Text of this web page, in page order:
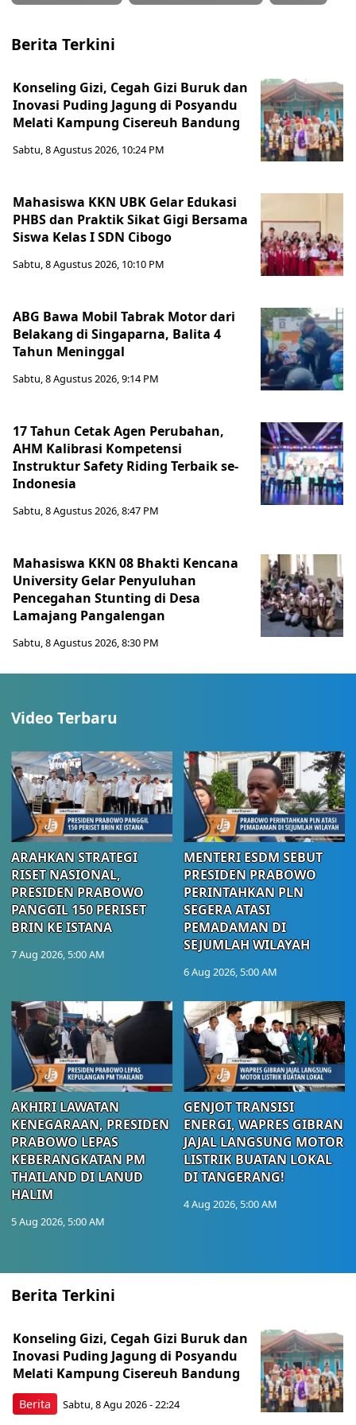
Berita Terkini
Konseling Gizi, Cegah Gizi Buruk dan
Inovasi Puding Jagung di Posyandu
Melati Kampung Cisereuh Bandung
Sabtu, 8 Agustus 2026, 10:24 PM
Mahasiswa KKN UBK Gelar Edukasi
PHBS dan Praktik Sikat Gigi Bersama
Siswa Kelas I SDN Cibogo
Sabtu, 8 Agustus 2026, 10:10 PM
ABG Bawa Mobil Tabrak Motor dari
Belakang di Singaparna, Balita 4
Tahun Meninggal
Sabtu, 8 Agustus 2026, 9:14 PM
17 Tahun Cetak Agen Perubahan,
AHM Kalibrasi Kompetensi
Instruktur Safety Riding Terbaik se-
Indonesia
Sabtu, 8 Agustus 2026, 8:47 PM
Mahasiswa KKN 08 Bhakti Kencana
University Gelar Penyuluhan
Pencegahan Stunting di Desa
Lamajang Pangalengan
Sabtu, 8 Agustus 2026, 8:30 PM
Video Terbaru
ARAHKAN STRATEGI
RISET NASIONAL,
PRESIDEN PRABOWO
PANGGIL 150 PERISET
BRIN KE ISTANA
7 Aug 2026, 5:00 AM
MENTERI ESDM SEBUT
PRESIDEN PRABOWO
PERINTAHKAN PLN
SEGERA ATASI
PEMADAMAN DI
SEJUMLAH WILAYAH
6 Aug 2026, 5:00 AM
AKHIRI LAWATAN
KENEGARAAN, PRESIDEN
PRABOWO LEPAS
KEBERANGKATAN PM
THAILAND DI LANUD
HALIM
5 Aug 2026, 5:00 AM
GENJOT TRANSISI
ENERGI, WAPRES GIBRAN
JAJAL LANGSUNG MOTOR
LISTRIK BUATAN LOKAL
DI TANGERANG!
4 Aug 2026, 5:00 AM
Berita Terkini
Berita
Konseling Gizi, Cegah Gizi Buruk dan
Inovasi Puding Jagung di Posyandu
Melati Kampung Cisereuh Bandung
Sabtu, 8 Agu 2026 - 22:24